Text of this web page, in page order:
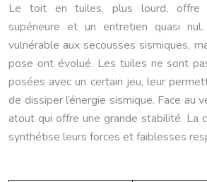
Le toit en tuiles, plus lourd, offre
supérieure et un entretien quasi
vulnérable aux secousses sismiques,
pose ont évolué. Les tuiles ne sont
posées avec un certain jeu, leur
de dissiper l’énergie sismique. Face au
atout qui offre une grande stabilité. La
synthétise leurs forces et faiblesses